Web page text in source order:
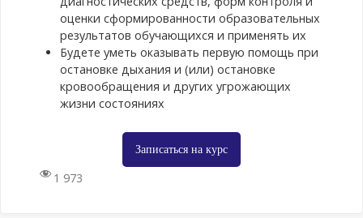
обучения, кейс-
технология и др):
общая
характеристика,
особенности
клиническим
дисциплинам.
Технолог
Мастер-класс по
использованию
симуляционных
технологий в
изучении
клинических
специальности
«Сестринское дело»,
«Лечебное дело»,
оценки сформированности образовательных
результатов обучающихся и применять их
Будете уметь оказывать первую помощь при
остановке дыхания и (или) остановке
кровообращения и других угрожающих
жизни состояниях
Записаться на курс
1 973